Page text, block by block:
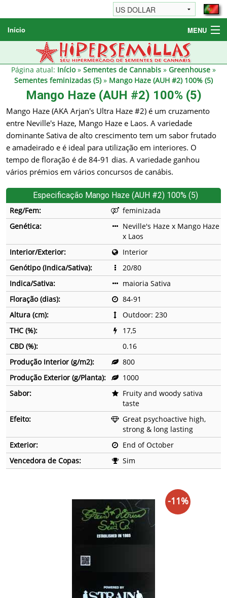
Início MENU
Sementes de Cannabis
Sementes Diversas
Página atual: Início» Sementes de Cannabis » Greenhouse »
Sementes feminizadas (5)» Mango Haze (AUH #2) 100% (5)
Mango Haze (AUH #2) 100% (5)
Mango Haze (AKA Arjan's Ultra Haze #2) é um cruzamento
entre Neville's Haze, Mango Haze e Laos. A variedade
dominante Sativa de alto crescimento tem um sabor frutado
e amadeirado e é ideal para utilização em interiores. O
tempo de floração é de 84-91 dias. A variedade ganhou
vários prémios em vários concursos de canábis.
Especificação Mango Haze (AUH #2) 100% (5)
Reg/Fem:
feminizada
Genética:
Neville's Haze x Mango Haze
x Laos
Interior/Exterior:
Interior
Genótipo (Indica/Sativa):
20/80
Indica/Sativa:
maioria Sativa
Floração (dias):
84-91
Altura (cm):
Outdoor: 230
THC (%):
17,5
CBD (%):
0.16
Produção Interior (g/m2):
800
Produção Exterior (g/Planta):
1000
Sabor:
Fruity and woody sativa
taste
Efeito:
Great psychoactive high,
strong & long lasting
Exterior:
End of October
Vencedora de Copas:
Sim
-11%